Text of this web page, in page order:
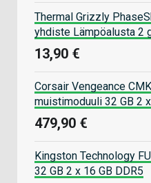
Thermal Grizzly
yhdiste Lämpöalusta 2
13,90 €
Corsair Vengeance
muistimoduuli 32 GB 2
479,90 €
Kingston Technology
32 GB 2 x 16 GB DDR5